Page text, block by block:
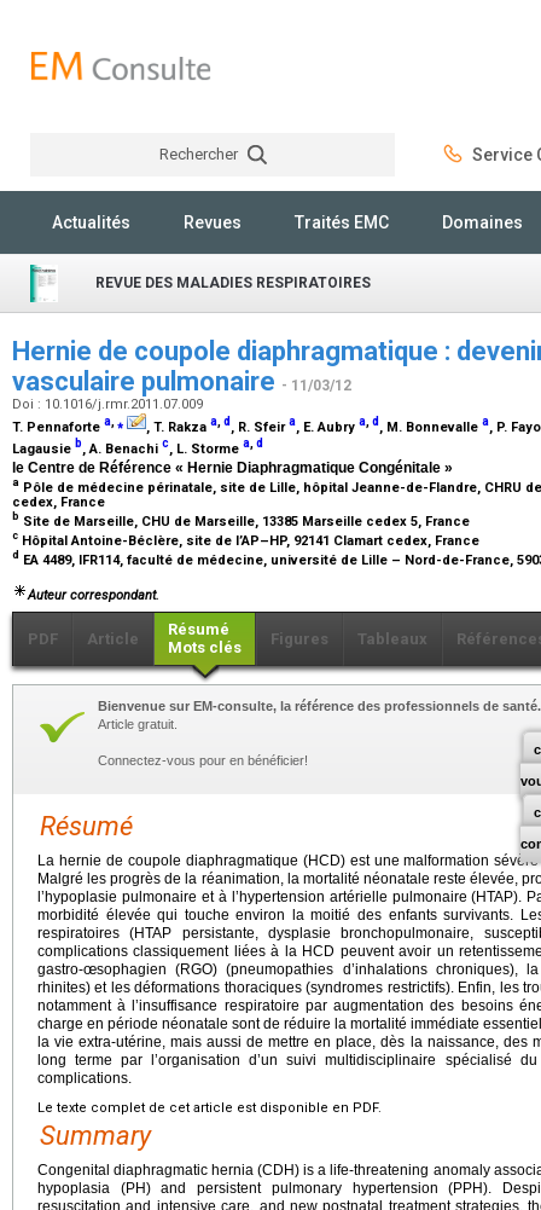
Rechercher Service
Actualités Revues Traités EMC Domaines
REVUE DES MALADIES RESPIRATOIRES
Hernie de coupole diaphragmatique :
vasculaire pulmonaire - 11/03/12
Doi : 10.1016/j.rmr.2011.07.009
T. Pennaforte a,⁎ , T. Rakza a,d , R. Sfeira, E. Aubry a,d , M. Bonnevalle a, P.
Lagausie b, A. Benachi c, L. Storme a d
le Centre de Référence « Hernie Diaphragmatique Congénitale »
a Pôle de médecine périnatale, site de Lille, hôpital Jeanne-de-Flandre, CHRU
cedex, France
b Site de Marseille, CHU de Marseille, 13385 Marseille cedex 5, France
c Hôpital Antoine-Béclère, site de l’AP–HP, 92141 Clamart cedex, France
d EA 4489, IFR114, faculté de médecine, université de Lille – Nord-de-France,
Auteur correspondant.
PDF Article
Résumé
Mots clés
Figures Tableaux
Bienvenue sur EM-consulte, la référence des professionnels de santé.
Article gratuit.
Connectez-vous pour en bénéficier!
Résumé
La hernie de coupole diaphragmatique (HCD) est une malformation
Malgré les progrès de la réanimation, la mortalité néonatale reste élevée,
l’hypoplasie pulmonaire et à l’hypertension artérielle pulmonaire (HTAP).
morbidité élevée qui touche environ la moitié des enfants survivants.
respiratoires (HTAP persistante, dysplasie bronchopulmonaire,
complications classiquement liées à la HCD peuvent avoir un
gastro-œsophagien (RGO) (pneumopathies d’inhalations chroniques),
rhinites) et les déformations thoraciques (syndromes restrictifs). Enfin, les
notamment à l’insuffisance respiratoire par augmentation des besoins
charge en période néonatale sont de réduire la mortalité immédiate
la vie extra-utérine, mais aussi de mettre en place, dès la naissance, des
long terme par l’organisation d’un suivi multidisciplinaire spécialisé
complications.
Le texte complet de cet article est disponible en PDF.
Summary
Congenital diaphragmatic hernia (CDH) is a life-threatening anomaly
hypoplasia (PH) and persistent pulmonary hypertension (PPH).
resuscitation and intensive care, and new postnatal treatment strategies,